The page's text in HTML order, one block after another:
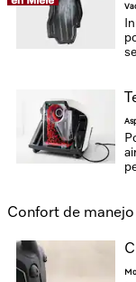
Confort de manejo